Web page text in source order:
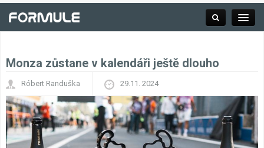
Závodní série
Monza zůstane v kalendáři ještě dlouho
Róbert Randuška 29.11. 2024